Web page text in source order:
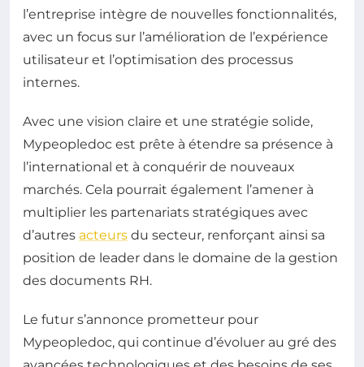
l’entreprise intègre de nouvelles fonctionnalités,
avec un focus sur l’amélioration de l’expérience
utilisateur et l’optimisation des processus
internes.
Avec une vision claire et une stratégie solide,
Mypeopledoc est prête à étendre sa présence à
l’international et à conquérir de nouveaux
marchés. Cela pourrait également l’amener à
multiplier les partenariats stratégiques avec
d’autres acteurs du secteur, renforçant ainsi sa
position de leader dans le domaine de la gestion
des documents RH.
Le futur s’annonce prometteur pour
Mypeopledoc, qui continue d’évoluer au gré des